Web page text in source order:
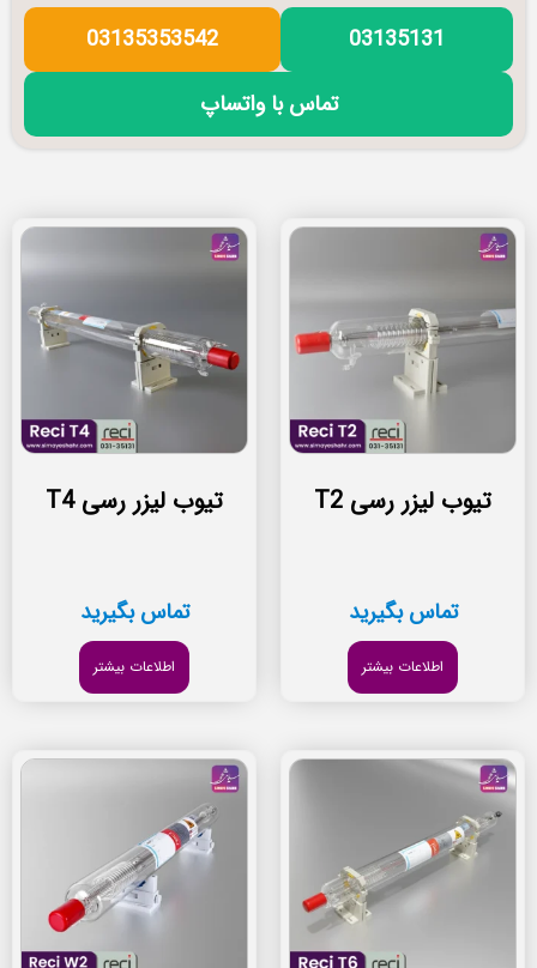
03135131
03135353542
تماس با واتساپ
تیوب لیزر رسی T2
تماس بگیرید
اطلاعات بیشتر
تیوب لیزر رسی T4
تماس بگیرید
اطلاعات بیشتر